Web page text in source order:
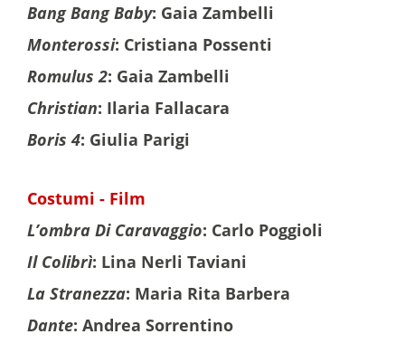
Bang Bang Baby: Gaia Zambelli
Monterossi: Cristiana Possenti
Romulus 2: Gaia Zambelli
Christian: Ilaria Fallacara
Boris 4: Giulia Parigi
Costumi - Film
L’ombra Di Caravaggio: Carlo Poggioli
Il Colibrì: Lina Nerli Taviani
La Stranezza: Maria Rita Barbera
Dante: Andrea Sorrentino